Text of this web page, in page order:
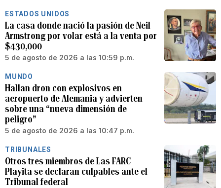
ESTADOS UNIDOS
La casa donde nació la pasión de Neil
Armstrong por volar está a la venta por
$430,000
5 de agosto de 2026 a las 10:59 p.m.
MUNDO
Hallan dron con explosivos en
aeropuerto de Alemania y advierten
sobre una “nueva dimensión de
peligro”
5 de agosto de 2026 a las 10:47 p.m.
TRIBUNALES
Otros tres miembros de Las FARC
Playita se declaran culpables ante el
Tribunal federal